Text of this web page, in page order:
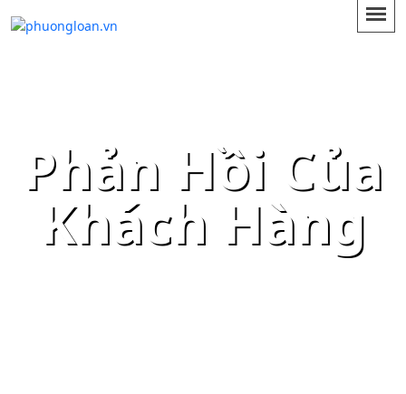
Phản Hồi Của
Khách Hàng